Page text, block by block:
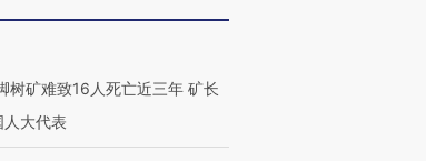
视线｜被称为“蟑螂”的印
度Z世代 用街头抗争将教
育部长拱下台
视线｜“入侵”还是“人道危
树矿难致16人死亡近三年 矿长
大代表